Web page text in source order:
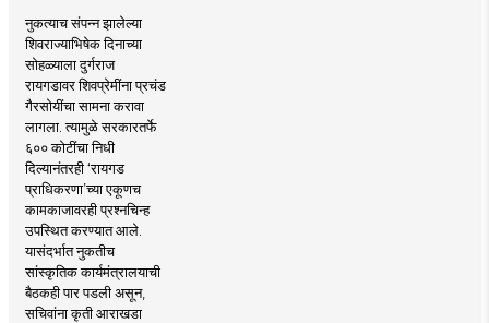
नुकत्याच संपन्न झालेल्या
शिवराज्याभिषेक दिनाच्या
सोहळ्याला दुर्गराज
रायगडावर शिवप्रेमींना प्रचंड
गैरसोयींचा सामना करावा
लागला. त्यामुळे सरकारतर्फे
६०० कोटींचा निधी
दिल्यानंतरही ‘रायगड
प्राधिकरणा’च्या एकूणच
कामकाजावरही प्रश्नचिन्ह
उपस्थित करण्यात आले.
यासंदर्भात नुकतीच
सांस्कृतिक कार्यमंत्रालयाची
बैठकही पार पडली असून,
सचिवांना कृती आराखडा